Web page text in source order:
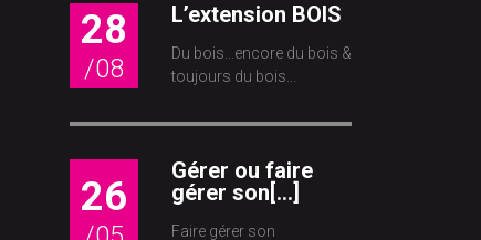
28
/08
L’extension BOIS
Du bois...encore du bois &
toujours du bois...
26
Gérer ou faire
gérer son[...]
Faire gérer son